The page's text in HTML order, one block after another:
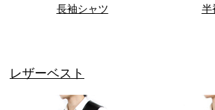
長袖シャツ 半
レザーベスト